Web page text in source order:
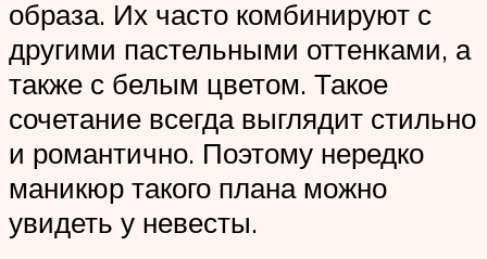
образа. Их часто комбинируют с
другими пастельными оттенками, а
также с белым цветом. Такое
сочетание всегда выглядит стильно
и романтично. Поэтому нередко
маникюр такого плана можно
увидеть у невесты.